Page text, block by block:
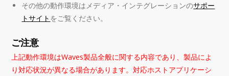
その他の動作環境はメディア・インテグレーションのサポー
トサイト をご覧ください。
ご注意
上記動作環境はWaves製品全般に関する内容であり、製品によ
り対応状況が異なる場合があります。対応ホストアプリケーシ